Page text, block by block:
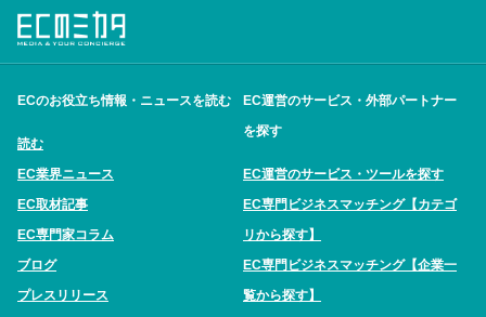
ECのお役立ち情報・ニュースを読む
読む
EC業界ニュース
EC取材記事
EC専門家コラム
ブログ
プレスリリース
EC運営のサービス・外部パートナー
を探す
EC運営のサービス・ツールを探す
EC専門ビジネスマッチング【カテゴ
リから探す】
EC専門ビジネスマッチング【企業一
覧から探す】